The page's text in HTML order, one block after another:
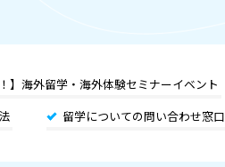
】海外留学・海外体験セミナーイベント
留学についての問い合わせ窓口